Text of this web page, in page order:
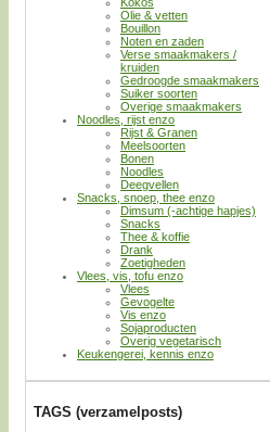
Olie & vetten
Bouillon
Noten en zaden
Verse smaakmakers /
kruiden
Gedroogde smaakmakers
Suiker soorten
Overige smaakmakers
Noodles, rijst enzo
Rijst & Granen
Meelsoorten
Bonen
Noodles
Deegvellen
Snacks, snoep, thee enzo
Dimsum (-achtige hapjes)
Snacks
Thee & koffie
Drank
Zoetigheden
Vlees, vis, tofu enzo
Vlees
Gevogelte
Vis enzo
Sojaproducten
Overig vegetarisch
Keukengerei, kennis enzo
TAGS (verzamelposts)